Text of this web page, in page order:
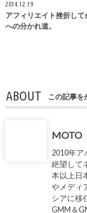
2014.12.19
アフィリエイト挫折して
への分かれ道。
ABOUT この記事を
MOTO
2010年
絶望して
本以上日
やメディ
シアに移
GMM＆